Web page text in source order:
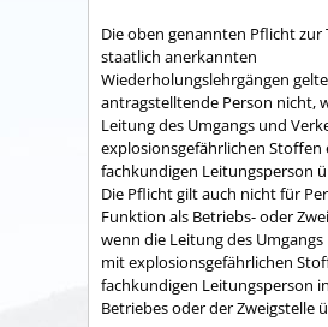
Die oben genannten Pflicht zur
staatlich anerkannten
Wiederholungslehrgängen
antragstelltende Person nicht,
Leitung des Umgangs und
explosionsgefährlichen Stoffen
fachkundigen Leitungsperson
Die Pflicht gilt auch nicht für
Funktion als Betriebs- oder
wenn die Leitung des
mit explosionsgefährlichen
fachkundigen Leitungsperson
Betriebes oder der Zweigstelle